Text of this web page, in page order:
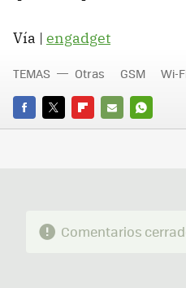
Vía | engadget
FACEBOOK
TWITTERFLIPBOARD
E-
TEMAS Otras GSM Wi-
Comentarios